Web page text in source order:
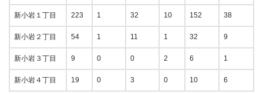
新小岩１丁目 223 1 32 10 152 38
新小岩２丁目 54 1 11 1 32 9
新小岩３丁目 9 0 0 2 6 1
新小岩４丁目 19 0 3 0 10 6